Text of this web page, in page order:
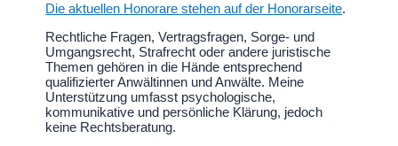
Die aktuellen Honorare stehen auf der Honorarseite.
Rechtliche Fragen, Vertragsfragen, Sorge- und
Umgangsrecht, Strafrecht oder andere juristische
Themen gehören in die Hände entsprechend
qualifizierter Anwältinnen und Anwälte. Meine
Unterstützung umfasst psychologische,
kommunikative und persönliche Klärung, jedoch
keine Rechtsberatung.